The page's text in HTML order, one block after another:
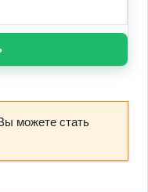
можете стать